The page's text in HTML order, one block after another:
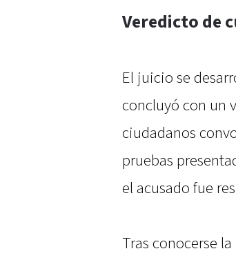
Veredicto de
El juicio se
concluyó con un
ciudadanos
pruebas
el acusado fue
Tras conocerse